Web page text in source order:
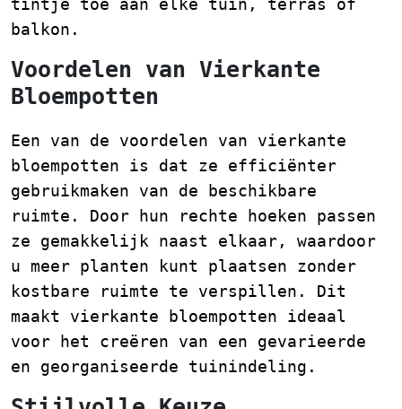
tintje toe aan elke tuin, terras of
balkon.
Voordelen van Vierkante
Bloempotten
Een van de voordelen van vierkante
bloempotten is dat ze efficiënter
gebruikmaken van de beschikbare
ruimte. Door hun rechte hoeken passen
ze gemakkelijk naast elkaar, waardoor
u meer planten kunt plaatsen zonder
kostbare ruimte te verspillen. Dit
maakt vierkante bloempotten ideaal
voor het creëren van een gevarieerde
en georganiseerde tuinindeling.